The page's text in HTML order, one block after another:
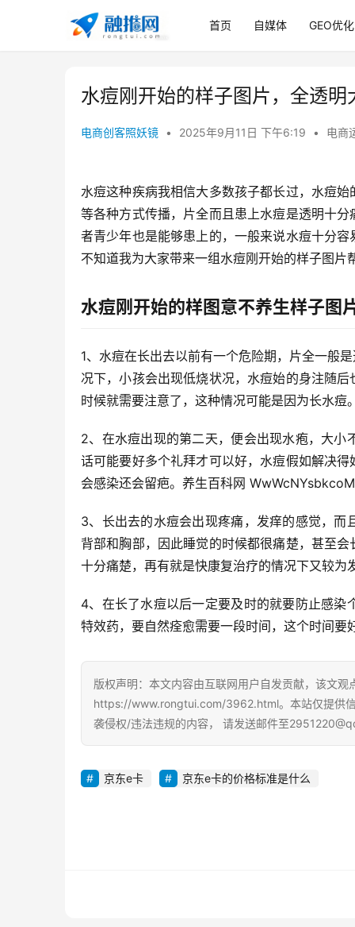
首页 自媒体 GEO优化
水痘刚开始的样子图片，全透
电商创客照妖镜 • 2025年9月11日 下午6:19 • 电商
水痘这种疾病我相信大多数孩子都长过，水痘
等各种方式传播，片全而且患上水痘是透明十
者青少年也是能够患上的，一般来说水痘十分
不知道我为大家带来一组水痘刚开始的样子图片
水痘刚开始的样图意不养生样子图
1、水痘在长出去以前有一个危险期，片全一般
况下，小孩会出现低烧状况，水痘始的身注随
时候就需要注意了，这种情况可能是因为长水痘
2、在水痘出现的第二天，便会出现水疱，大
话可能要好多个礼拜才可以好，水痘假如解决
会感染还会留疤。养生百科网 WwWcNYsbkcoM
3、长出去的水痘会出现疼痛，发痒的感觉，
背部和胸部，因此睡觉的时候都很痛楚，甚至
十分痛楚，再有就是快康复治疗的情况下又较为
4、在长了水痘以后一定要及时的就要防止感
特效药，要自然痊愈需要一段时间，这个时间
版权声明：本文内容由互联网用户自发贡献，该文
https://www.rongtui.com/3962.html。本站仅提供
袭侵权/违法违规的内容， 请发送邮件至
京东e卡 京东e卡的价格标准是什么